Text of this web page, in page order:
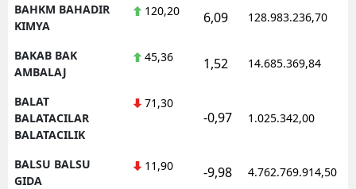
BAHKM BAHADIR
KIMYA
120,20 6,09 128.983.236,70
BAKAB BAK
AMBALAJ
45,36 1,52 14.685.369,84
BALAT
BALATACILAR
BALATACILIK
71,30
-0,97 1.025.342,00
BALSU BALSU
GIDA
11,90 -9,98 4.762.769.914,50